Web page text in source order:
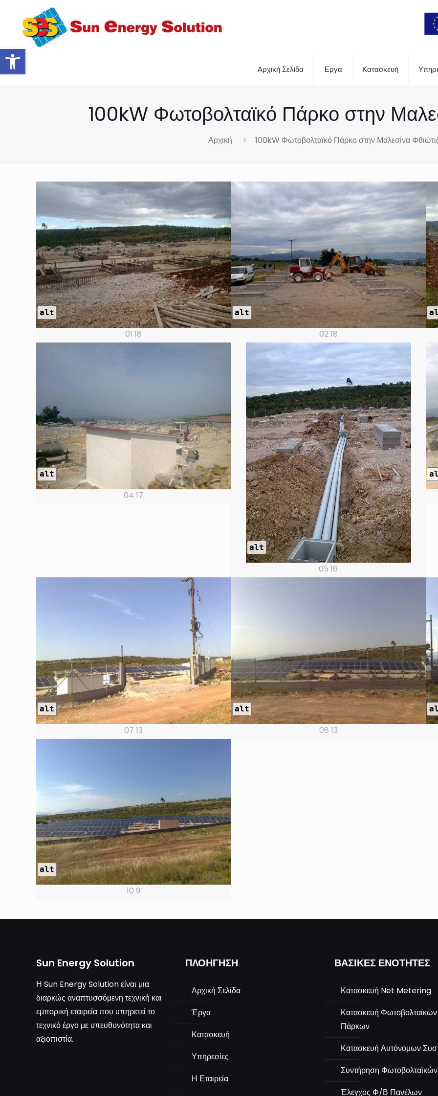
Ανοίξτε τη γραμμή εργαλείων
Αρχική Σελίδα Έργα Κατασκευή
100kW Φωτοβολταϊκό Πάρκο στην
Αρχική 100kW Φωτοβολταϊκό Πάρκο στην Μαλεσίνα
alt
01 18
alt
02 18
alt
04 17
alt
05 16
alt
07 13
alt
08 13
alt
10 9
Sun Energy Solution
Η Sun Energy Solution είναι μια
διαρκώς αναπτυσσόμενη τεχνική και
εμπορική εταιρεία που υπηρετεί το
τεχνικό έργο με υπευθυνότητα και
αξιοπιστία.
ΠΛΟΗΓΗΣΗ
Αρχική Σελίδα
Έργα
Κατασκευή
Υπηρεσίες
Η Εταιρεία
ΒΑΣΙΚΕΣ ΕΝΟΤΗΤΕΣ
Κατασκευή Net Metering
Κατασκευή Φωτοβολταϊκών
Πάρκων
Κατασκευή Αυτόνομων
Συντήρηση Φωτοβολταϊκών
Έλεγχος Φ/Β Πανέλων